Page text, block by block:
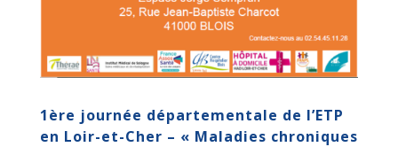
1ère journée départementale de l’ETP
en Loir-et-Cher – « Maladies chroniques